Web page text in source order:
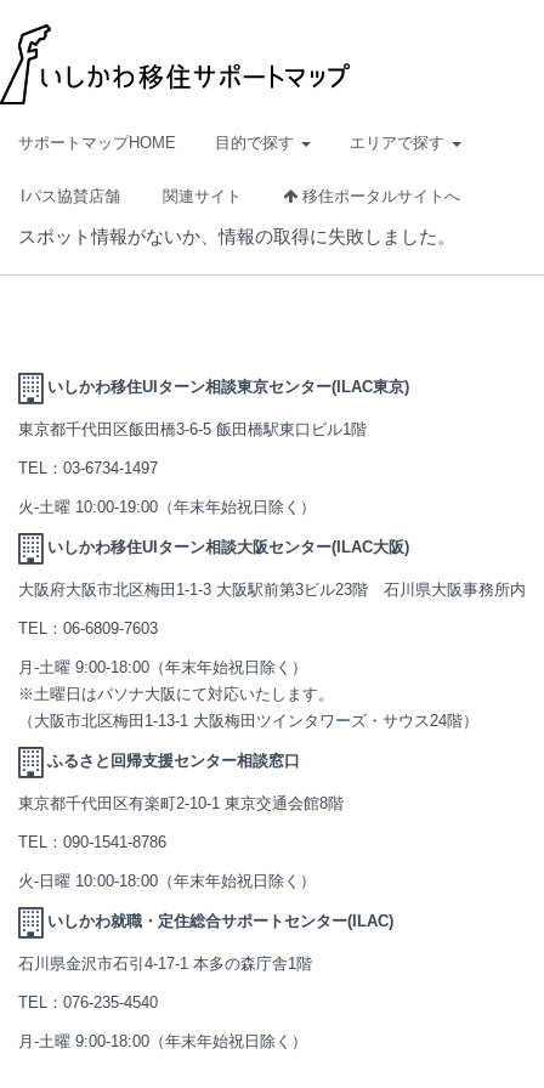
サポートマップHOME 目的で探す エリアで探す
Iパス協賛店舗 関連サイト 移住ポータルサイトへ
スポット情報がないか、情報の取得に失敗しました。
いしかわ移住UIターン相談東京センター(ILAC東京)
東京都千代田区飯田橋3-6-5 飯田橋駅東口ビル1階
TEL： 03-6734-1497
火-土曜 10:00-19:00（年末年始祝日除く）
いしかわ移住UIターン相談大阪センター(ILAC大阪)
大阪府大阪市北区梅田1-1-3 大阪駅前第3ビル23階 石川県大阪事務所内
TEL： 06-6809-7603
月-土曜 9:00-18:00（年末年始祝日除く）
※土曜日はパソナ大阪にて対応いたします。
（大阪市北区梅田1-13-1 大阪梅田ツインタワーズ・サウス24階）
ふるさと回帰支援センター相談窓口
東京都千代田区有楽町2-10-1 東京交通会館8階
TEL： 090-1541-8786
火-日曜 10:00-18:00（年末年始祝日除く）
いしかわ就職・定住総合サポートセンター(ILAC)
石川県金沢市石引4-17-1 本多の森庁舎1階
TEL： 076-235-4540
月-土曜 9:00-18:00（年末年始祝日除く）